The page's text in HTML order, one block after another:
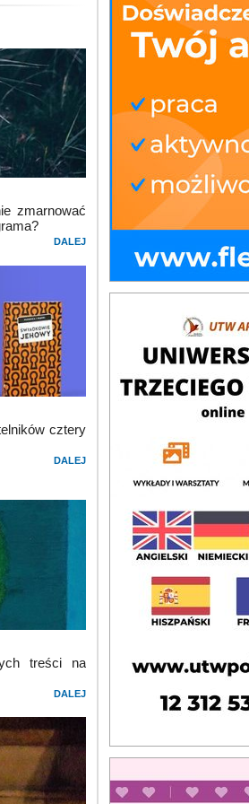
zmarnować
DALEJ
cztery
DALEJ
treści na
DALEJ